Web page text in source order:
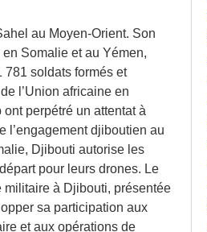
au Moyen-Orient. Son
Somalie et au Yémen,
781 soldats formés et
l’Union africaine en
perpétré un attentat à
l’engagement djiboutien au
Djibouti autorise les
pour leurs drones. Le
à Djibouti, présentée
sa participation aux
et aux opérations de